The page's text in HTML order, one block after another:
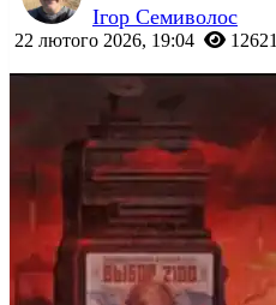
Ігор Семиволос
22 лютого 2026, 19:04 12621